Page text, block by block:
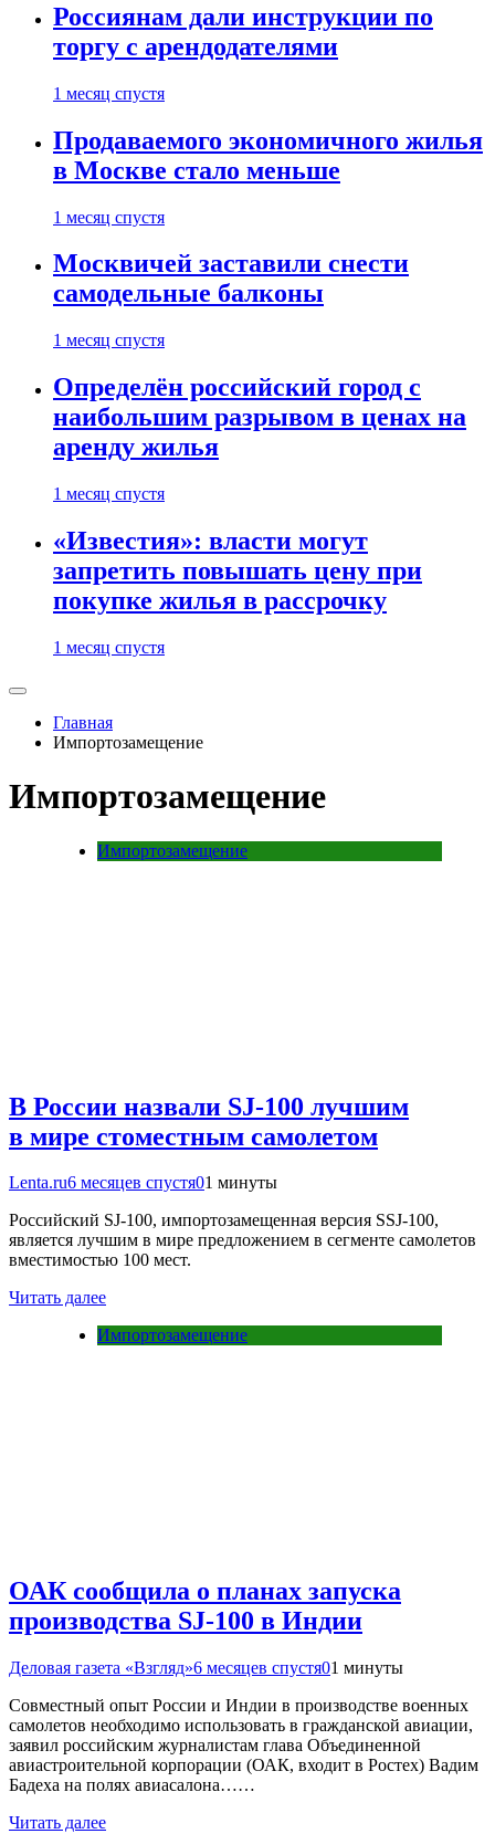
Россиянам дали инструкции по
торгу с арендодателями
1 месяц спустя
Продаваемого экономичного жилья
в Москве стало меньше
1 месяц спустя
Москвичей заставили снести
самодельные балконы
1 месяц спустя
Определён российский город с
наибольшим разрывом в ценах на
аренду жилья
1 месяц спустя
«Известия»: власти могут
запретить повышать цену при
покупке жилья в рассрочку
1 месяц спустя
Главная
Импортозамещение
Импортозамещение
Импортозамещение
В России назвали SJ-100 лучшим
в мире стоместным самолетом
Lenta.ru6 месяцев спустя01 минуты
Российский SJ-100, импортозамещенная версия SSJ-100,
является лучшим в мире предложением в сегменте самолетов
вместимостью 100 мест.
Читать далее
Импортозамещение
ОАК сообщила о планах запуска
производства SJ-100 в Индии
Деловая газета «Взгляд»6 месяцев спустя01 минуты
Совместный опыт России и Индии в производстве военных
самолетов необходимо использовать в гражданской авиации,
заявил российским журналистам глава Объединенной
авиастроительной корпорации (ОАК, входит в Ростех) Вадим
Бадеха на полях авиасалона……
Читать далее